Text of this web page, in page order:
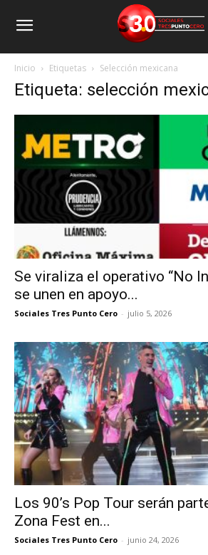
Inicio Etiquetas Selección mexicana
Etiqueta: selección
Se viraliza el operativo “No
se unen en apoyo...
Sociales Tres Punto Cero - julio 5, 2026
Los 90’s Pop Tour serán
Zona Fest en...
Sociales Tres Punto Cero - junio 24, 2026